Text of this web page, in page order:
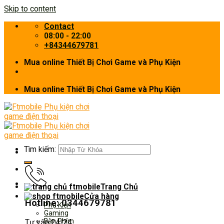
Skip to content
Contact
08:00 - 22:00
+84344679781
Mua online Thiết Bị Chơi Game và Phụ Kiện
Mua online Thiết Bị Chơi Game và Phụ Kiện
Hotline: 0344679781
Tìm kiếm:
Trang Chủ
Cửa hàng
Phụ Kiện
Gaming
Bàn Phím